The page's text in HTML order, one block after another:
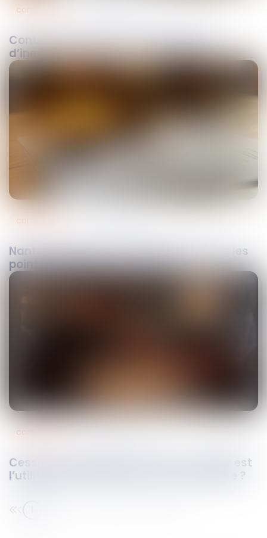
Contrat commercial : que faire en cas
d’inexécution par votre partenaire ?
commercial
Nantissement du fonds de commerce : les
points de vigilance à anticiper
commercial
Cession du fonds de commerce : quelle est
l’utilité de la clause de non-concurrence ?
commercial